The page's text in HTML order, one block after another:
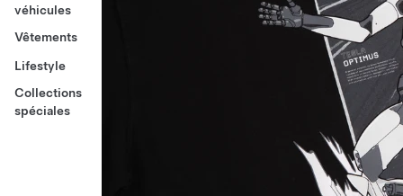
véhicules
Vêtements
Lifestyle
Collections
spéciales